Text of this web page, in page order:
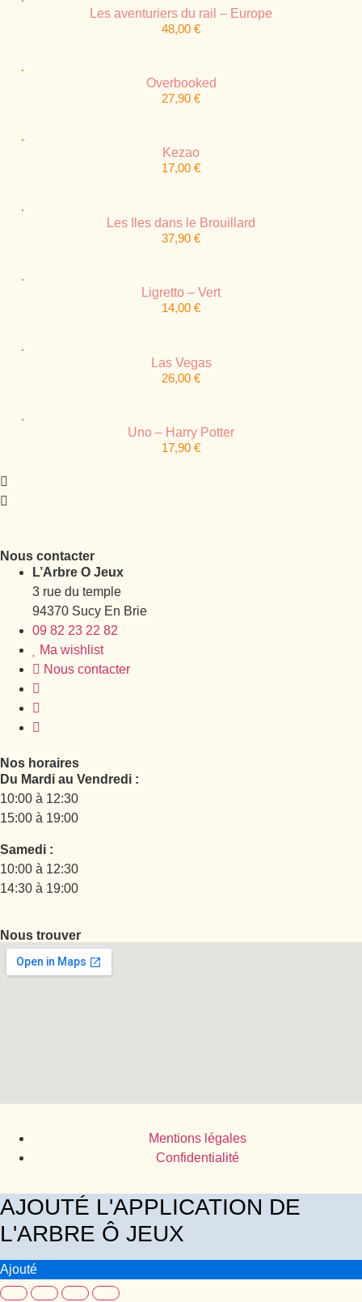
Les aventuriers du rail – Europe
48,00 €
Overbooked
27,90 €
Kezao
17,00 €
Les Iles dans le Brouillard
37,90 €
Ligretto – Vert
14,00 €
Las Vegas
26,00 €
Uno – Harry Potter
17,90 €
Nous contacter
L’Arbre O Jeux
3 rue du temple
94370 Sucy En Brie
09 82 23 22 82
Ma wishlist
Nous contacter
Nos horaires
Du Mardi au Vendredi :
10:00 à 12:30
15:00 à 19:00
Samedi :
10:00 à 12:30
14:30 à 19:00
Nous trouver
Mentions légales
Confidentialité
AJOUTÉ L'APPLICATION DE
L'ARBRE Ô JEUX
Ajouté